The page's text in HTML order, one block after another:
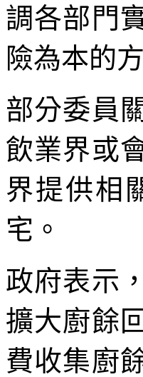
調各部門
險為本的
部分委員
飲業界或
界提供相
宅。
政府表示
擴大廚餘
費收集廚